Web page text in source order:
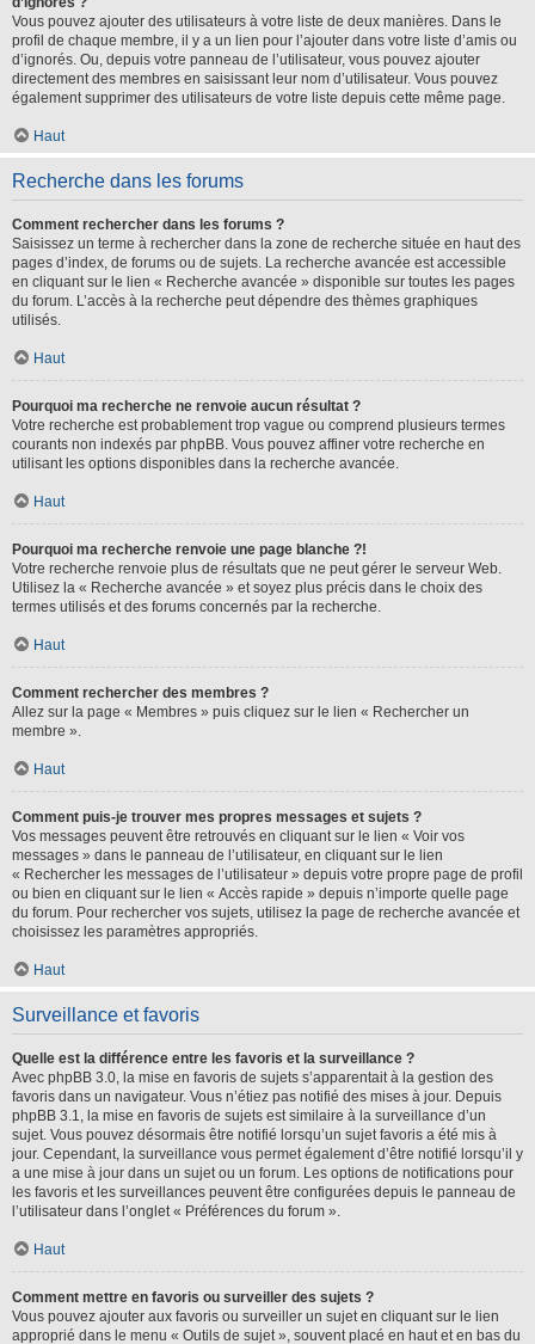
Vous pouvez ajouter des utilisateurs à votre liste de deux manières. Dans le
profil de chaque membre, il y a un lien pour l’ajouter dans votre liste d’amis ou
d’ignorés. Ou, depuis votre panneau de l’utilisateur, vous pouvez ajouter
directement des membres en saisissant leur nom d’utilisateur. Vous pouvez
également supprimer des utilisateurs de votre liste depuis cette même page.
Haut
Recherche dans les forums
Comment rechercher dans les forums ?
Saisissez un terme à rechercher dans la zone de recherche située en haut des
pages d’index, de forums ou de sujets. La recherche avancée est accessible
en cliquant sur le lien « Recherche avancée » disponible sur toutes les pages
du forum. L’accès à la recherche peut dépendre des thèmes graphiques
utilisés.
Haut
Pourquoi ma recherche ne renvoie aucun résultat ?
Votre recherche est probablement trop vague ou comprend plusieurs termes
courants non indexés par phpBB. Vous pouvez affiner votre recherche en
utilisant les options disponibles dans la recherche avancée.
Haut
Pourquoi ma recherche renvoie une page blanche ?!
Votre recherche renvoie plus de résultats que ne peut gérer le serveur Web.
Utilisez la « Recherche avancée » et soyez plus précis dans le choix des
termes utilisés et des forums concernés par la recherche.
Haut
Comment rechercher des membres ?
Allez sur la page « Membres » puis cliquez sur le lien « Rechercher un
membre ».
Haut
Comment puis-je trouver mes propres messages et sujets ?
Vos messages peuvent être retrouvés en cliquant sur le lien « Voir vos
messages » dans le panneau de l’utilisateur, en cliquant sur le lien
« Rechercher les messages de l’utilisateur » depuis votre propre page de profil
ou bien en cliquant sur le lien « Accès rapide » depuis n’importe quelle page
du forum. Pour rechercher vos sujets, utilisez la page de recherche avancée et
choisissez les paramètres appropriés.
Haut
Surveillance et favoris
Quelle est la différence entre les favoris et la surveillance ?
Avec phpBB 3.0, la mise en favoris de sujets s’apparentait à la gestion des
favoris dans un navigateur. Vous n’étiez pas notifié des mises à jour. Depuis
phpBB 3.1, la mise en favoris de sujets est similaire à la surveillance d’un
sujet. Vous pouvez désormais être notifié lorsqu’un sujet favoris a été mis à
jour. Cependant, la surveillance vous permet également d’être notifié lorsqu’il y
a une mise à jour dans un sujet ou un forum. Les options de notifications pour
les favoris et les surveillances peuvent être configurées depuis le panneau de
l’utilisateur dans l’onglet « Préférences du forum ».
Haut
Comment mettre en favoris ou surveiller des sujets ?
Vous pouvez ajouter aux favoris ou surveiller un sujet en cliquant sur le lien
approprié dans le menu « Outils de sujet », souvent placé en haut et en bas du